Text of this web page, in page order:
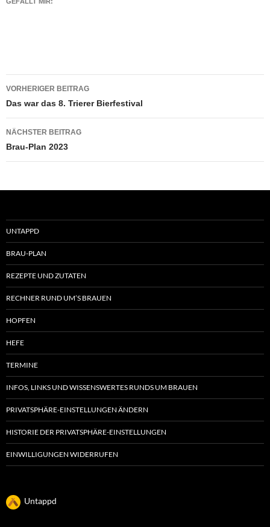
Beitragsnavigation
VORHERIGER BEITRAG
Das war das 8. Trierer Bierfestival
NÄCHSTER BEITRAG
Brau-Plan 2023
UNTAPPD
BRAU-PLAN
REZEPTE UND ZUTATEN
RECHNER RUND UM’S BRAUEN
HOPFEN
HEFE
TERMINE
INFOS, LINKS UND WISSENSWERTES RUNDS UM BRAUEN
PRIVATSPHÄRE-EINSTELLUNGEN ÄNDERN
HISTORIE DER PRIVATSPHÄRE-EINSTELLUNGEN
EINWILLIGUNGEN WIDERRUFEN
Untappd